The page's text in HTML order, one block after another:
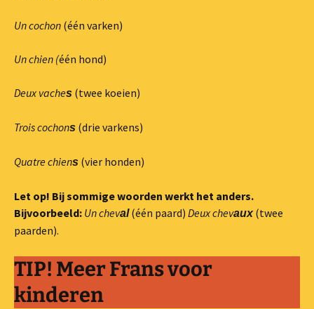
Un cochon (één varken)
Un chien (één hond)
Deux vaches (twee koeien)
Trois cochons (drie varkens)
Quatre chiens (vier honden)
Let op! Bij sommige woorden werkt het anders.
Bijvoorbeeld: Un cheval (één paard) Deux chevaux (twee
paarden).
TIP! Meer Frans voor
kinderen